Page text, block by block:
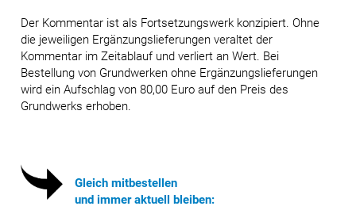
Der Kommentar ist als Fortsetzungswerk konzipiert. Ohne
die jeweiligen Ergänzungslieferungen veraltet der
Kommentar im Zeitablauf und verliert an Wert. Bei
Bestellung von Grundwerken ohne Ergänzungslieferungen
wird ein Aufschlag von 80,00 Euro auf den Preis des
Grundwerks erhoben.
Gleich mitbestellen
und immer aktuell bleiben: